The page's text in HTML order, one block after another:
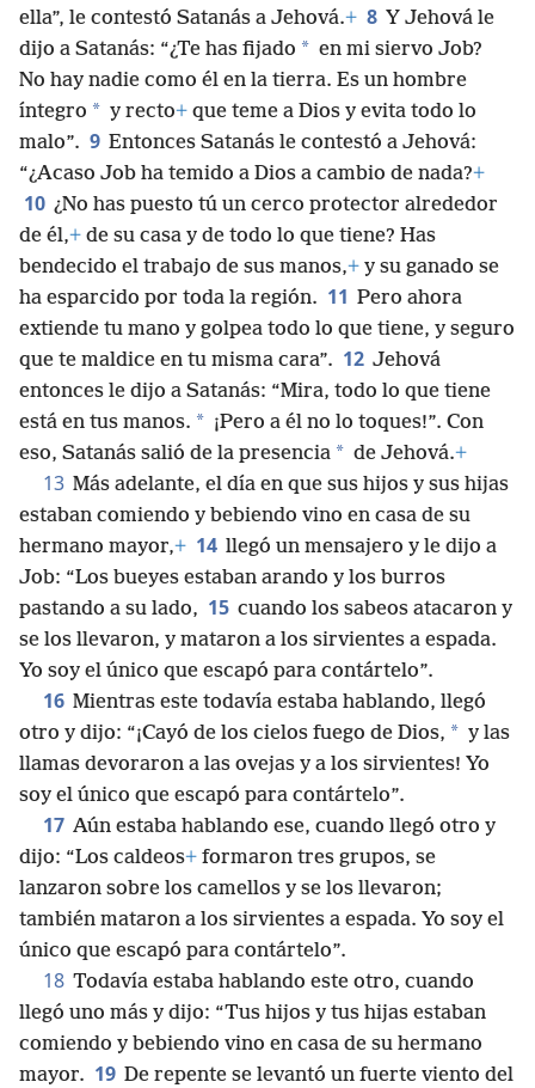
ella”, le contestó Satanás a Jehová.+ 8 Y Jehová le
dijo a Satanás: “¿Te has fijado * en mi siervo Job?
No hay nadie como él en la tierra. Es un hombre
íntegro * y recto+ que teme a Dios y evita todo lo
malo”. 9 Entonces Satanás le contestó a Jehová:
“¿Acaso Job ha temido a Dios a cambio de nada?+
10 ¿No has puesto tú un cerco protector alrededor
de él,+ de su casa y de todo lo que tiene? Has
bendecido el trabajo de sus manos,+ y su ganado se
ha esparcido por toda la región. 11 Pero ahora
extiende tu mano y golpea todo lo que tiene, y seguro
que te maldice en tu misma cara”. 12 Jehová
entonces le dijo a Satanás: “Mira, todo lo que tiene
está en tus manos. * ¡Pero a él no lo toques!”. Con
eso, Satanás salió de la presencia * de Jehová.+
13 Más adelante, el día en que sus hijos y sus hijas
estaban comiendo y bebiendo vino en casa de su
hermano mayor,+ 14 llegó un mensajero y le dijo a
Job: “Los bueyes estaban arando y los burros
pastando a su lado, 15 cuando los sabeos atacaron y
se los llevaron, y mataron a los sirvientes a espada.
Yo soy el único que escapó para contártelo”.
16 Mientras este todavía estaba hablando, llegó
otro y dijo: “¡Cayó de los cielos fuego de Dios, * y las
llamas devoraron a las ovejas y a los sirvientes! Yo
soy el único que escapó para contártelo”.
17 Aún estaba hablando ese, cuando llegó otro y
dijo: “Los caldeos+ formaron tres grupos, se
lanzaron sobre los camellos y se los llevaron;
también mataron a los sirvientes a espada. Yo soy el
único que escapó para contártelo”.
18 Todavía estaba hablando este otro, cuando
llegó uno más y dijo: “Tus hijos y tus hijas estaban
comiendo y bebiendo vino en casa de su hermano
mayor. 19 De repente se levantó un fuerte viento del